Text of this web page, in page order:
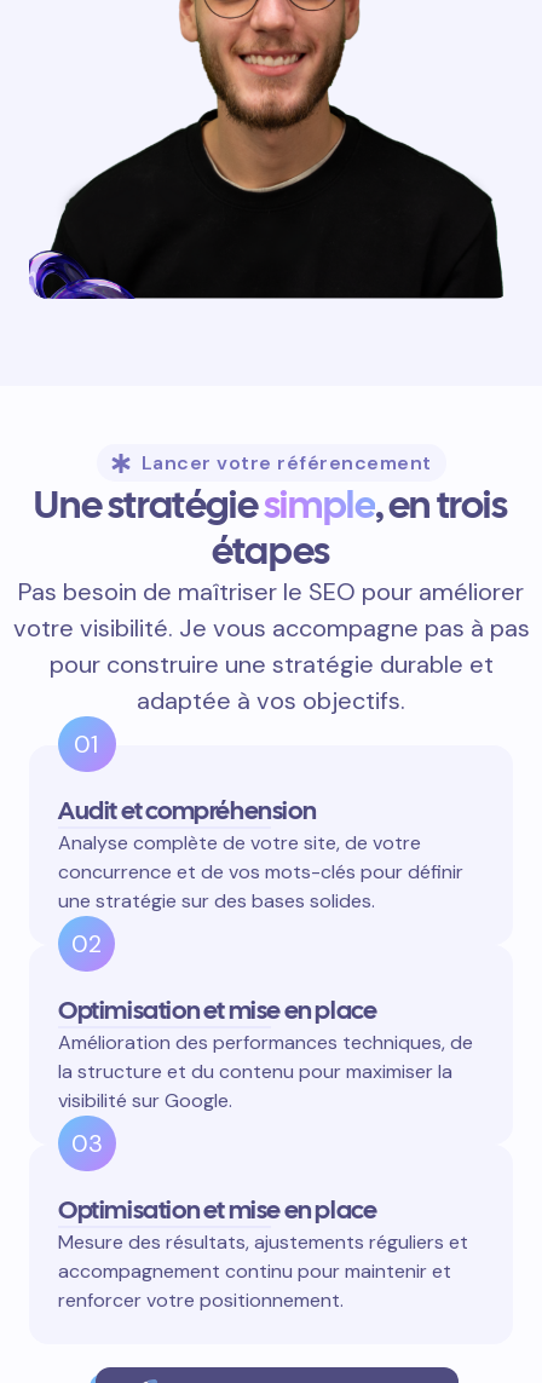
Lancer votre référencement
Une stratégiesimple, en trois
étapes
Pas besoin de maîtriser le SEO pour améliorer
votre visibilité. Je vous accompagne pas à pas
pour construire une stratégie durable et
adaptée à vos objectifs.
01
Audit et compréhension
Analyse complète de votre site, de votre
concurrence et de vos mots-clés pour définir
une stratégie sur des bases solides.
02
Optimisation et mise en place
Amélioration des performances techniques, de
la structure et du contenu pour maximiser la
visibilité sur Google.
03
Optimisation et mise en place
Mesure des résultats, ajustements réguliers et
accompagnement continu pour maintenir et
renforcer votre positionnement.